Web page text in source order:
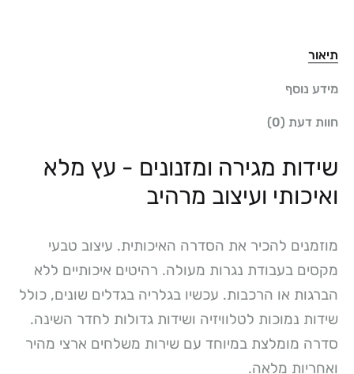
תיאור
מידע נוסף
חוות דעת (0)
שידות מגירה ומזנונים - עץ מלא
ואיכותי ועיצוב מרהיב
מוזמנים להכיר את הסדרה האיכותית. עיצוב טבעי
מקסים בעבודת נגרות מעולה. רהיטים איכותיים ללא
הברגות או הרכבות. עכשיו בגלריה בגדלים שונים, כולל
שידות נמוכות לטלוויזיה ושידות גדולות לחדר השינה.
סדרה מומלצת במיוחד עם שירות משלחים ארצי מהיר
ואחריות מלאה.